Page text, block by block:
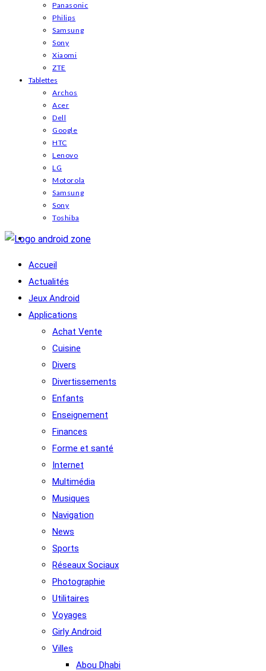
Panasonic
Philips
Samsung
Sony
Xiaomi
ZTE
Tablettes
Archos
Acer
Dell
Google
HTC
Lenovo
LG
Motorola
Samsung
Sony
Toshiba
Accueil
Actualités
Jeux Android
Applications
Achat Vente
Cuisine
Divers
Divertissements
Enfants
Enseignement
Finances
Forme et santé
Internet
Multimédia
Musiques
Navigation
News
Sports
Réseaux Sociaux
Photographie
Utilitaires
Voyages
Girly Android
Villes
Abou Dhabi